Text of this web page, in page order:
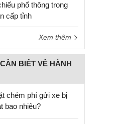
phổ thông trong
cấp tỉnh
Xem thêm
BIẾT VỀ HÀNH
chém phí gửi xe bị
bao nhiêu?